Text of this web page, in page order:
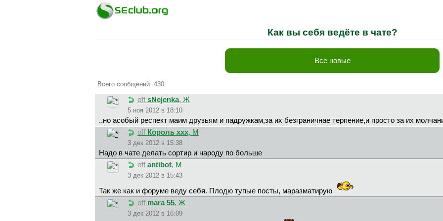
Как вы себя ведёте в чате?
Все новые
Всего сообщений: 430
off sNejenka, Ж
5 ноя 2012 в 18:10
..но асобый респект маим друзьям и падружкам,за их безграничнае терпение,и просто за их
off Король ххх, М
3 дек 2012 в 15:38
Надо в чате делать сортир и народу по больше
off antibot, М
3 дек 2012 в 15:43
Так же как и форуме веду себя. Плодю тупые посты, маразматирую
off mara 55, Ж
3 дек 2012 в 16:09